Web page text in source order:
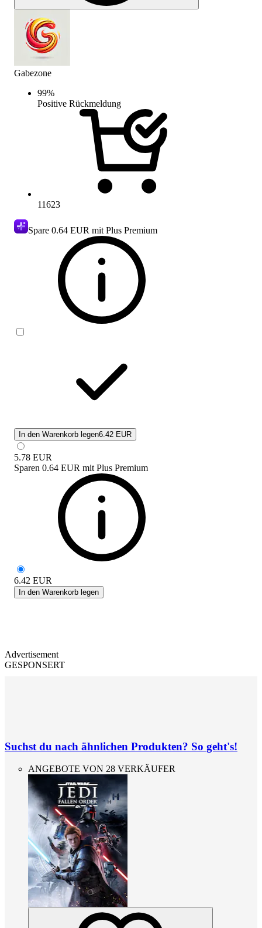
Gabezone
99%
Positive Rückmeldung
11623
Spare 0.64 EUR mit Plus Premium
In den Warenkorb legen6.42 EUR
5.78 EUR
Sparen 0.64 EUR mit Plus Premium
6.42 EUR
In den Warenkorb legen
Advertisement
GESPONSERT
Suchst du nach ähnlichen Produkten? So geht's!
ANGEBOTE VON 28 VERKÄUFER